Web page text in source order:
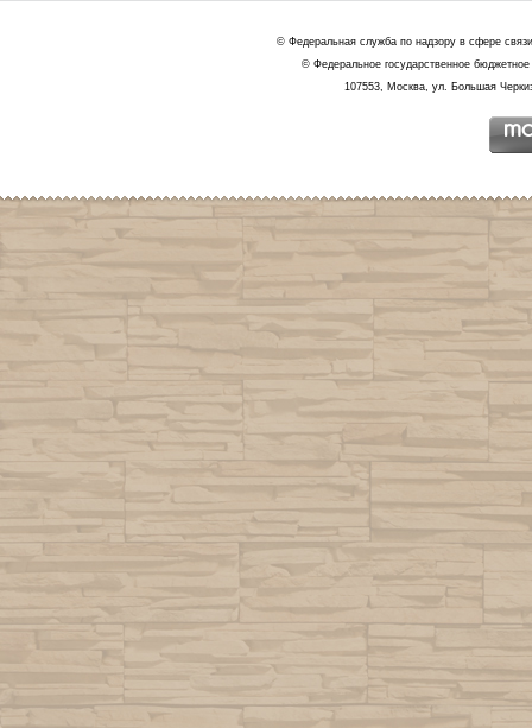
© Федеральная служба по надзору в сфере
© Федеральное государственное
107553, Москва, ул. Большая